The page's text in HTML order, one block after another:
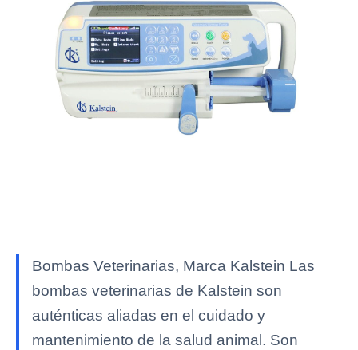
Bombas Veterinarias, Marca Kalstein Las
bombas veterinarias de Kalstein son
auténticas aliadas en el cuidado y
mantenimiento de la salud animal. Son